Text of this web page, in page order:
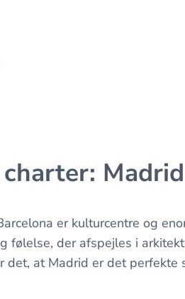
er kulturcentre og
følelse, der afspejles i
det, at Madrid er det